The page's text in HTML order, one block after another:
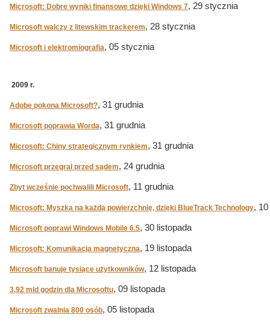
Microsoft: Dobre wyniki finansowe dzięki Windows 7, 29 stycznia
Microsoft walczy z litewskim trackerem, 28 stycznia
Microsoft i elektromiografia, 05 stycznia
2009 r.
Adobe pokona Microsoft?, 31 grudnia
Microsoft poprawia Worda, 31 grudnia
Microsoft: Chiny strategicznym rynkiem, 31 grudnia
Microsoft przegrał przed sądem, 24 grudnia
Zbyt wcześnie pochwalili Microsoft, 11 grudnia
Microsoft: Myszka na każdą powierzchnię, dzięki BlueTrack Technology,
Microsoft poprawi Windows Mobile 6.5, 30 listopada
Microsoft: Komunikacja magnetyczna, 19 listopada
Microsoft banuje tysiące użytkowników, 12 listopada
3,92 mld godzin dla Microsoftu, 09 listopada
Microsoft zwalnia 800 osób, 05 listopada